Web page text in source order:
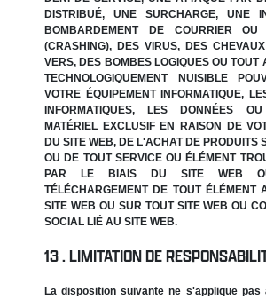
DISTRIBUÉ, UNE SURCHARGE, UNE
BOMBARDEMENT DE COURRIER
(CRASHING), DES VIRUS, DES
VERS, DES BOMBES LOGIQUES OU TOUT
TECHNOLOGIQUEMENT NUISIBLE
VOTRE ÉQUIPEMENT INFORMATIQUE,
INFORMATIQUES, LES DONNÉES
MATÉRIEL EXCLUSIF EN RAISON DE
DU SITE WEB, DE L'ACHAT DE PRODUITS
OU DE TOUT SERVICE OU ÉLÉMENT
PAR LE BIAIS DU SITE WEB
TÉLÉCHARGEMENT DE TOUT ÉLÉMENT
SITE WEB OU SUR TOUT SITE WEB OU
SOCIAL LIÉ AU SITE WEB.
LIMITATION DE
La disposition suivante ne s'applique pas